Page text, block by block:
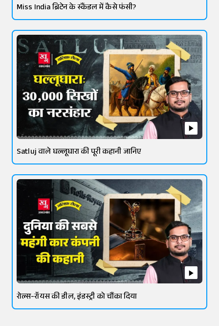
Miss India ब्रिटेन के स्कैंडल में कैसे फंसी?
Satluj वाले घल्लूघारा की पूरी कहानी जानिए
रोल्स-रॉयस की डील, इंडस्ट्री को चौंका दिया